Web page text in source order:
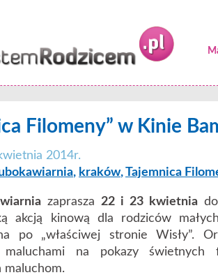
Filomeny” w Kinie
2014r.
, kraków,Tajemnica
zaprasza 22 i 23 kwietnia
akcją kinową dla rodziców
po „właściwej stronie Wisły”.
na pokazy świetnych
maluchom.